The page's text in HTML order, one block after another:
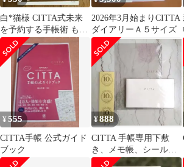
白*猫様 CITTA式未来
を予約する手帳術 もっ
とやりたいことなりた
い私を叶える
2026年3月始まりCITTA
ダイアリーＡ５サイズ
¥555
CITTA手帳 公式ガイド
ブック
¥888
CITTA 手帳専用下敷
き、メモ帳、シールセ
ット